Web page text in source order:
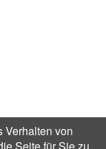
Verhalten von